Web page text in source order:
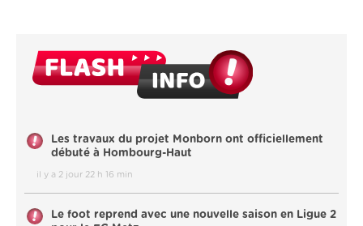
Les travaux du projet Monborn ont officiellement
débuté à Hombourg-Haut
il y a 2 jour 22 h 16 min
Le foot reprend avec une nouvelle saison en Ligue 2